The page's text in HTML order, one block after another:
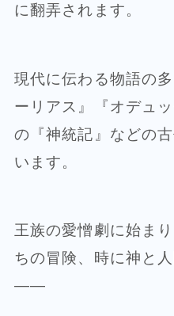
に翻弄されます。
現代に伝わる物語の
ーリアス』『オデュ
の『神統記』などの
います。
王族の愛憎劇に始ま
ちの冒険、時に神と
——